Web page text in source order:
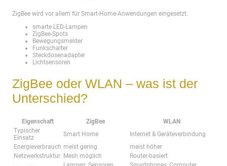
ZigBee wird vor allem für Smart-Home-Anwendungen eingesetzt.
smarte LED-Lampen
ZigBee-Spots
Bewegungsmelder
Funkschalter
Steckdosenadapter
Lichtsensoren
ZigBee oder WLAN – was ist der
Unterschied?
Eigenschaft ZigBee
WLAN
Typischer
Einsatz
Smart Home
Internet & Geräteverbindung
Energieverbrauch meist gering
meist höher
Netzwerkstruktur Mesh möglich
Router-basiert